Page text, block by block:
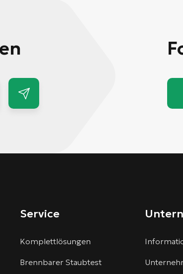
Service
Komplettlösungen
Brennbarer Staubtest